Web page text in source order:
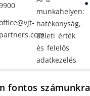
partners.com
munkahelyen:
hatékonyság,
üzleti érték
és felelős
adatkezelés
amikor a jövő
fontos számunkra